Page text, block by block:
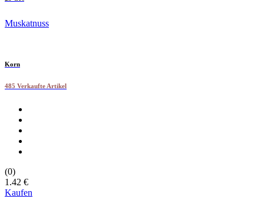
Muskatnuss
Korn
485 Verkaufte Artikel
(0)
1.42 €
Kaufen